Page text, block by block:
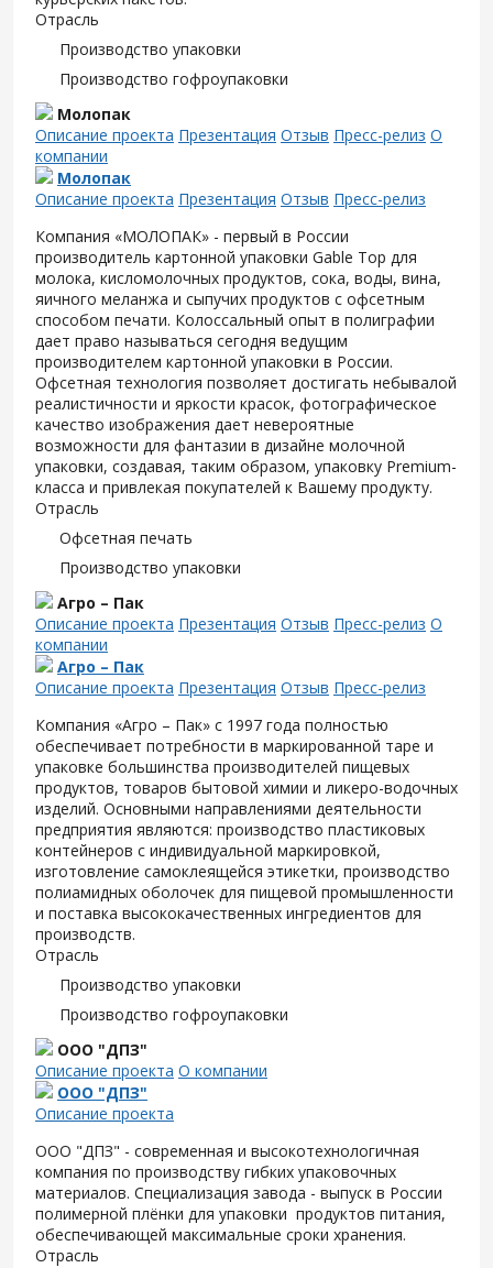
Отрасль
Производство упаковки
Производство гофроупаковки
Молопак
Описание проекта Презентация Отзыв Пресс-релиз О
компании
Молопак
Описание проекта Презентация Отзыв Пресс-релиз
Компания «МОЛОПАК» - первый в России
производитель картонной упаковки Gable Top для
молока, кисломолочных продуктов, сока, воды, вина,
яичного меланжа и сыпучих продуктов с офсетным
способом печати. Колоссальный опыт в полиграфии
дает право называться сегодня ведущим
производителем картонной упаковки в России.
Офсетная технология позволяет достигать небывалой
реалистичности и яркости красок, фотографическое
качество изображения дает невероятные
возможности для фантазии в дизайне молочной
упаковки, создавая, таким образом, упаковку Premium-
класса и привлекая покупателей к Вашему продукту.
Отрасль
Офсетная печать
Производство упаковки
Агро – Пак
Описание проекта Презентация Отзыв Пресс-релиз О
компании
Агро – Пак
Описание проекта Презентация Отзыв Пресс-релиз
Компания «Агро – Пак» с 1997 года полностью
обеспечивает потребности в маркированной таре и
упаковке большинства производителей пищевых
продуктов, товаров бытовой химии и ликеро-водочных
изделий. Основными направлениями деятельности
предприятия являются: производство пластиковых
контейнеров с индивидуальной маркировкой,
изготовление самоклеящейся этикетки, производство
полиамидных оболочек для пищевой промышленности
и поставка высококачественных ингредиентов для
производств.
Отрасль
Производство упаковки
Производство гофроупаковки
ООО "ДПЗ"
Описание проекта О компании
ООО "ДПЗ"
Описание проекта
ООО "ДПЗ" - современная и высокотехнологичная
компания по производству гибких упаковочных
материалов. Специализация завода - выпуск в России
полимерной плёнки для упаковки продуктов питания,
обеспечивающей максимальные сроки хранения.
Отрасль